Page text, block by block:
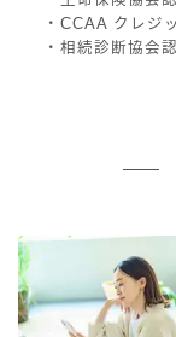
・CCAA クレジ
・相続診断協会